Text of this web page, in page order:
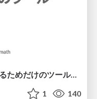
Lean は証明の正しさを確認するためだけのツールって思ってませんか？
1 140